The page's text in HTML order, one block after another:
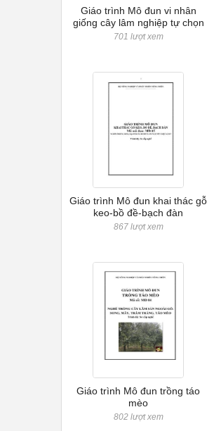
Giáo trình Mô đun vi nhân
giống cây lâm nghiệp tự chọn
701 lượt xem
Giáo trình Mô đun khai thác gỗ
keo-bồ đề-bạch đàn
867 lượt xem
Giáo trình Mô đun trồng táo
mèo
802 lượt xem